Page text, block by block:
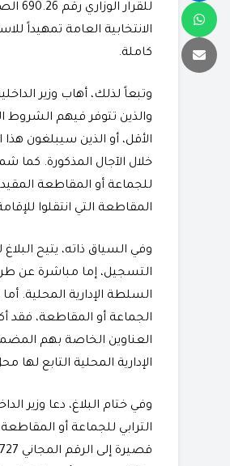
الانتخابية العامة تمهيداً
كاملة.
​وتبعاً لذلك، أهاب وزير
والذين تتوفر فيهم الشروط
خلال الآجال المذكورة. كما
للجماعة أو المقاطعة
المقاطعة التي انتقلوا
​وفي السياق ذاته، يتيح
التسجيل، إما مباشرة عن
السلطة الإدارية المحلية.
العناوين الخاصة بهم
الإدارية المحلية التابع لها
​وفي ختام البلاغ، دعا وزير
الترابي للجماعة أو